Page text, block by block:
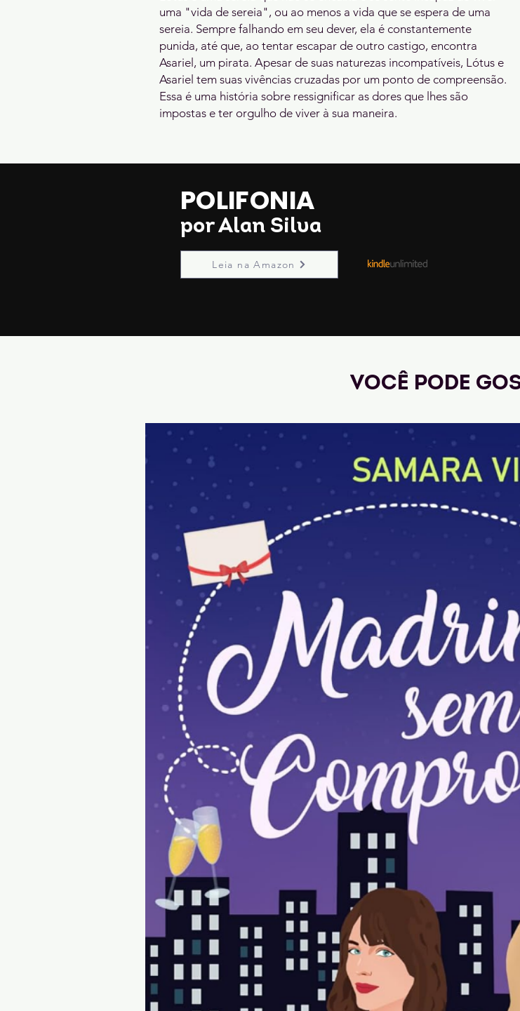
uma "vida de sereia", ou ao menos a vida que se espera de uma
sereia. Sempre falhando em seu dever, ela é constantemente
punida, até que, ao tentar escapar de outro castigo, encontra
Asariel, um pirata. Apesar de suas naturezas incompatíveis, Lótus e
Asariel tem suas vivências cruzadas por um ponto de compreensão.
Essa é uma história sobre ressignificar as dores que lhes são
impostas e ter orgulho de viver à sua maneira.
Leia na Amazon
POLIFONIA
por Alan Silva
Você pode